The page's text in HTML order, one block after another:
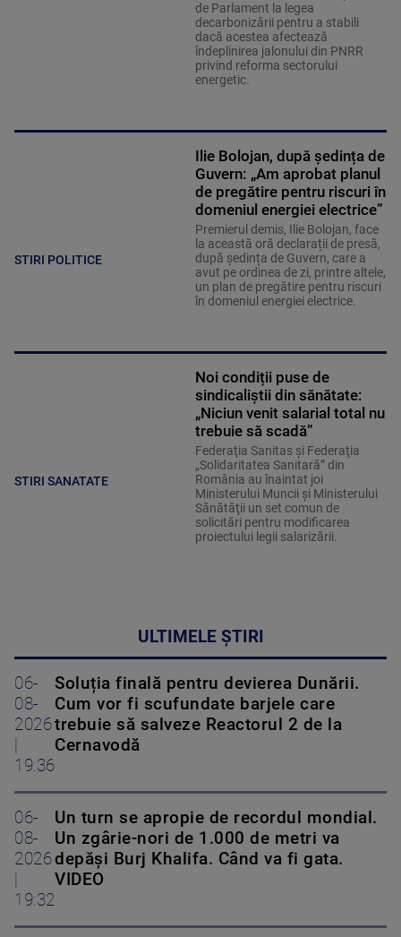
de Parlament la legea
decarbonizării pentru a stabili
dacă acestea afectează
îndeplinirea jalonului din PNRR
privind reforma sectorului
energetic.
STIRI POLITICE
Ilie Bolojan, după ședința de
Guvern: „Am aprobat planul
de pregătire pentru riscuri în
domeniul energiei electrice”
Premierul demis, Ilie Bolojan, face
la această oră declarații de presă,
după ședința de Guvern, care a
avut pe ordinea de zi, printre altele,
un plan de pregătire pentru riscuri
în domeniul energiei electrice.
STIRI SANATATE
Noi condiții puse de
sindicaliștii din sănătate:
„Niciun venit salarial total nu
trebuie să scadă”
Federaţia Sanitas şi Federaţia
„Solidaritatea Sanitară” din
România au înaintat joi
Ministerului Muncii şi Ministerului
Sănătăţii un set comun de
solicitări pentru modificarea
proiectului legii salarizării.
ULTIMELE ȘTIRI
06-
08-
2026
19:36
Soluția finală pentru devierea Dunării.
Cum vor fi scufundate barjele care
trebuie să salveze Reactorul 2 de la
Cernavodă
06-
08-
2026
19:32
Un turn se apropie de recordul mondial.
Un zgârie-nori de 1.000 de metri va
depăși Burj Khalifa. Când va fi gata.
VIDEO